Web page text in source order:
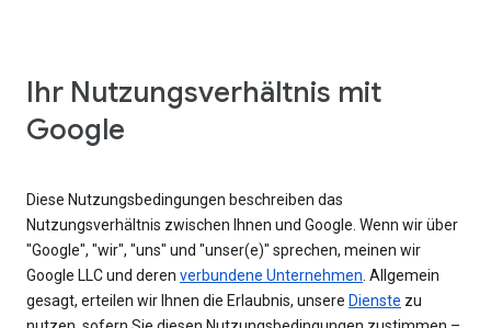
Ihr Nutzungsverhältnis mit
Google
Diese Nutzungsbedingungen beschreiben das
Nutzungsverhältnis zwischen Ihnen und Google. Wenn wir über
"Google", "wir", "uns" und "unser(e)" sprechen, meinen wir
Google LLC und deren verbundene Unternehmen . Allgemein
gesagt, erteilen wir Ihnen die Erlaubnis, unsere Dienste zu